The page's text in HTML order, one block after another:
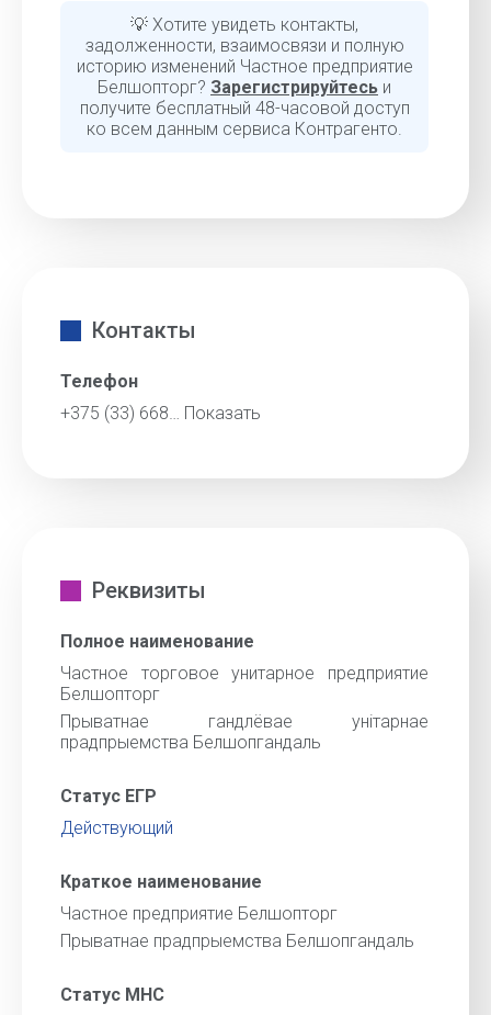
💡 Хотите увидеть контакты,
задолженности, взаимосвязи и полную
историю изменений Частное предприятие
Белшопторг? Зарегистрируйтесь и
получите бесплатный 48-часовой доступ
ко всем данным сервиса Контрагенто.
Контакты
Телефон
+375 (33) 668… Показать
Реквизиты
Полное наименование
Частное торговое унитарное предприятие
Белшопторг
Прыватнае гандлёвае унiтарнае
прадпрыемства Белшопгандаль
Статус ЕГР
Действующий
Краткое наименование
Частное предприятие Белшопторг
Прыватнае прадпрыемства Белшопгандаль
Статус МНС